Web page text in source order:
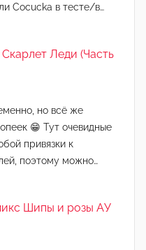
Cocucka в тесте/в…
Леди (Часть
но всё же
😁 Тут очевидные
привязки к
поэтому можно…
Шипы и розы АУ